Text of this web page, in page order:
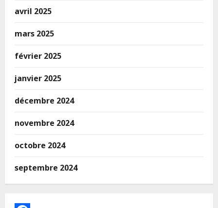
avril 2025
mars 2025
février 2025
janvier 2025
décembre 2024
novembre 2024
octobre 2024
septembre 2024